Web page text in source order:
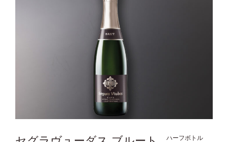
ハーフボトル